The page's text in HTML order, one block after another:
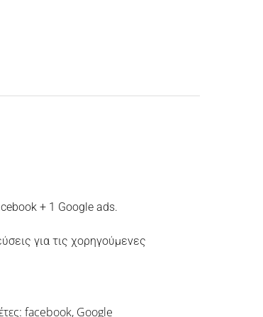
+ 1 Google ads.
για τις χορηγούμενες
facebook, Google